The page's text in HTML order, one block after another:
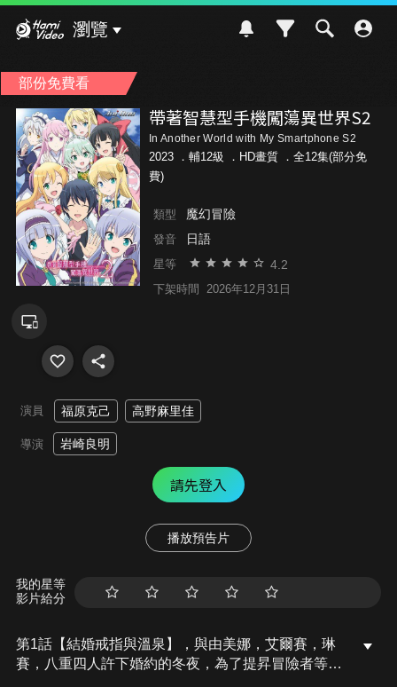
瀏覽
部份免費看
帶著智慧型手機闖蕩異世界S2
In Another World with My Smartphone S2
2023 ． 輔12級
．HD畫質 ．全12集(部分免
費)
類型 魔幻冒險
發音 日語
星等 4.2
下架時間 2026年12月31日
演員 福原克己 高野麻里佳
導演 岩崎良明
請先登入
播放預告片
我的星等
影片給分
第1話【結婚戒指與溫泉】，與由美娜，艾爾賽，琳
賽，八重四人許下婚約的冬夜，為了提昇冒險者等